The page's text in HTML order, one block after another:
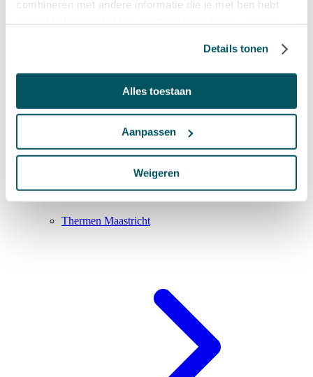
combineren met andere informatie die je met hen hebt
Details tonen
Alles toestaan
Aanpassen
Weigeren
Thermen Maastricht